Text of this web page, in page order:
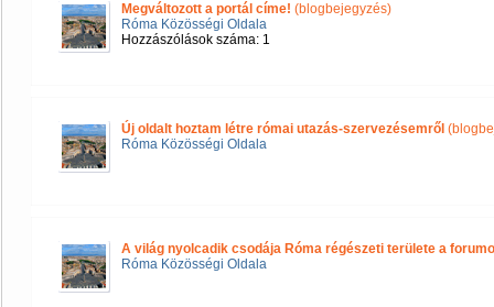
Megváltozott a portál címe! (blogbejegyzés)
Róma Közösségi Oldala
Hozzászólások száma: 1
Új oldalt hoztam létre római utazás-szervezésemről
Róma Közösségi Oldala
A világ nyolcadik csodája Róma régészeti területe a
Róma Közösségi Oldala